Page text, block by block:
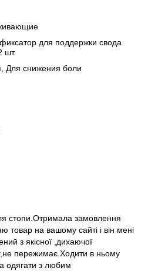
для поддержки свода
шт.
Для снижения боли
стопи.Отримала замовлення
товар на вашому сайті і він мені
з якісної ,дихаючої
пережимає.Ходити в ньому
одягати з любим